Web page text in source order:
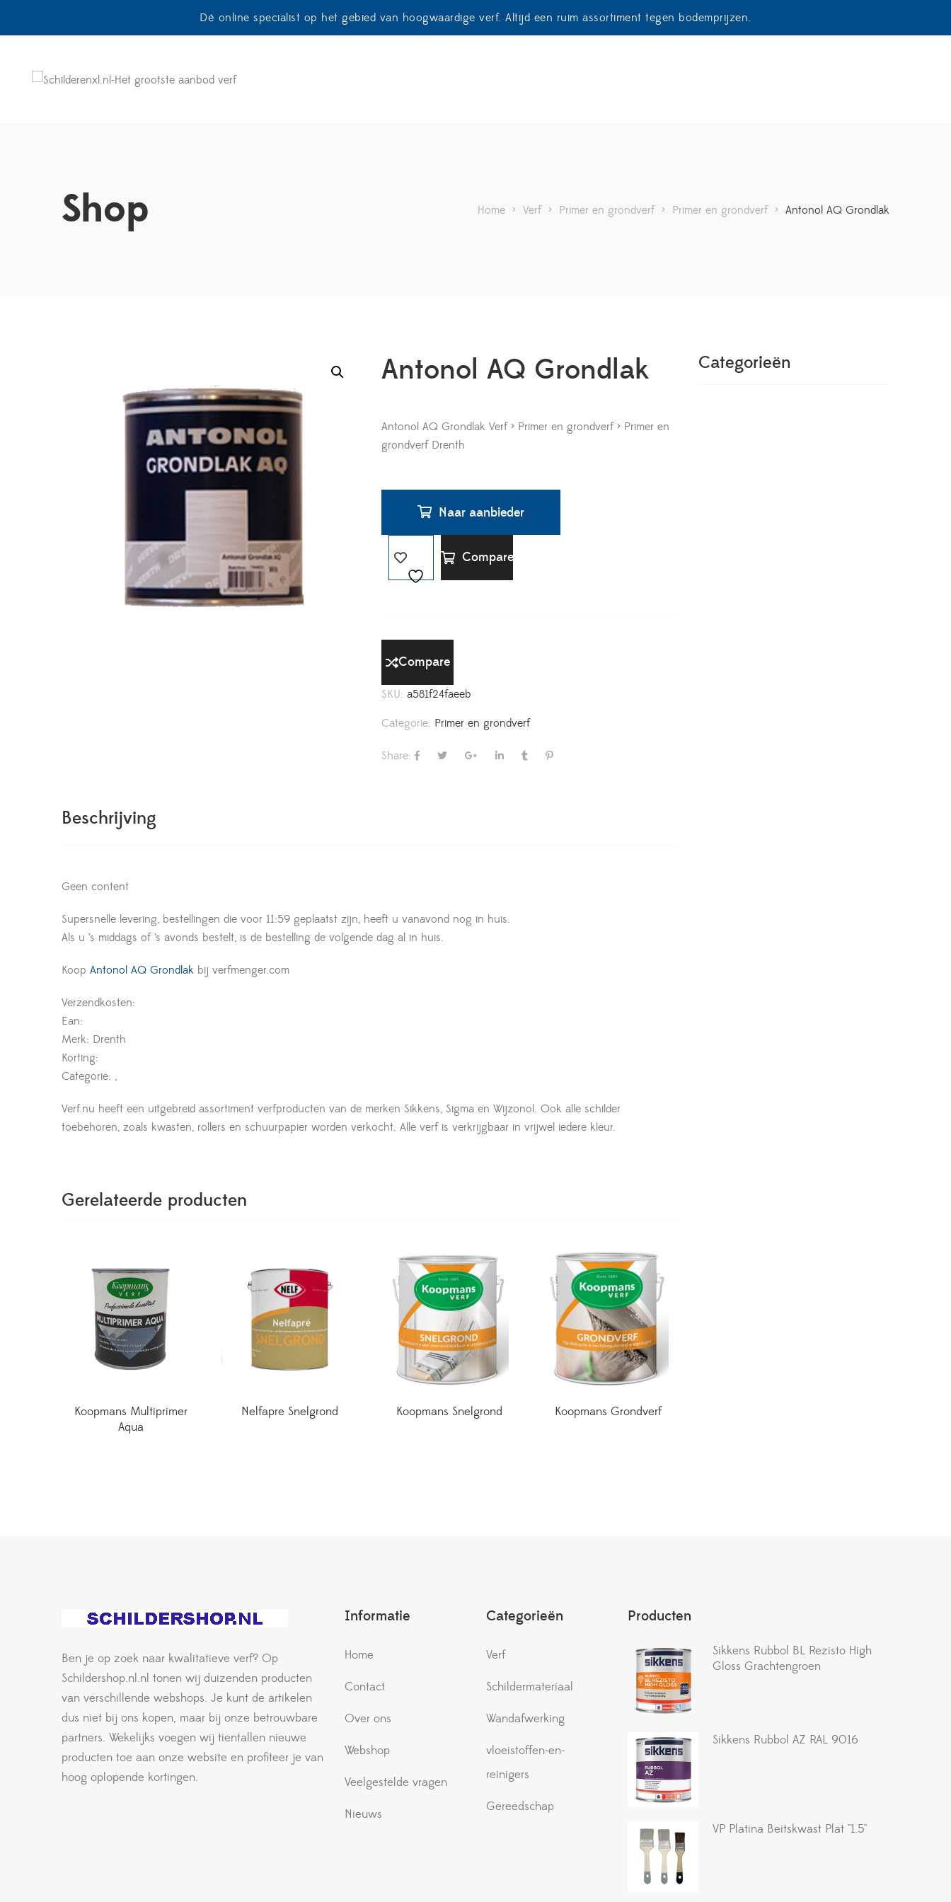
Dé online specialist op het gebied van hoogwaardige verf. Altijd een ruim assortiment tegen bodemprijzen.
Shop Home > Verf > Primer en grondverf > Primer en grondverf > Antonol AQ Grondlak
Antonol AQ Grondlak
Antonol AQ Grondlak Verf > Primer en grondverf > Primer en
grondverf Drenth
Naar aanbieder
Compare
Compare
SKU:a581f24faeeb
Categorie: Primer en grondverf
Share:
Beschrijving
Geen content
Supersnelle levering, bestellingen die voor 11:59 geplaatst zijn, heeft u vanavond nog in huis.
Als u ’s middags of ’s avonds bestelt, is de bestelling de volgende dag al in huis.
Koop Antonol AQ Grondlak bij verfmenger.com
Verzendkosten:
Ean:
Merk: Drenth
Korting:
Categorie: ,
Verf.nu heeft een uitgebreid assortiment verfproducten van de merken Sikkens, Sigma en Wijzonol. Ook alle schilder
toebehoren, zoals kwasten, rollers en schuurpapier worden verkocht. Alle verf is verkrijgbaar in vrijwel iedere kleur.
Gerelateerde producten
Koopmans Multiprimer
Aqua
Nelfapre Snelgrond Koopmans Snelgrond Koopmans Grondverf
Categorieën
Ben je op zoek naar kwalitatieve verf? Op
Schildershop.nl.nl tonen wij duizenden producten
van verschillende webshops. Je kunt de artikelen
dus niet bij ons kopen, maar bij onze betrouwbare
partners. Wekelijks voegen wij tientallen nieuwe
producten toe aan onze website en profiteer je van
hoog oplopende kortingen.
Informatie
Home
Contact
Over ons
Webshop
Veelgestelde vragen
Nieuws
Categorieën
Verf
Schildermateriaal
Wandafwerking
vloeistoffen-en-
reinigers
Gereedschap
Producten
Sikkens Rubbol BL Rezisto High
Gloss Grachtengroen
Sikkens Rubbol AZ RAL 9016
VP Platina Beitskwast Plat ''1.5''